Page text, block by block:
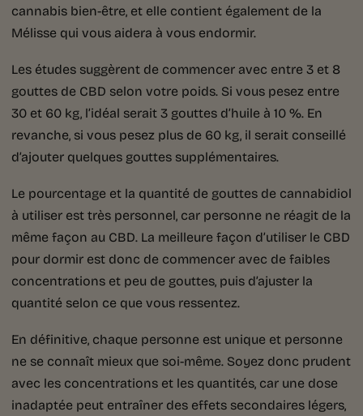
cannabis bien-être, et elle contient également de la
Mélisse qui vous aidera à vous endormir.
Les études suggèrent de commencer avec entre 3 et 8
gouttes de CBD selon votre poids. Si vous pesez entre
30 et 60 kg, l’idéal serait 3 gouttes d’huile à 10 %. En
revanche, si vous pesez plus de 60 kg, il serait conseillé
d’ajouter quelques gouttes supplémentaires.
Le pourcentage et la quantité de gouttes de cannabidiol
à utiliser est très personnel, car personne ne réagit de la
même façon au CBD. La meilleure façon d’utiliser le CBD
pour dormir est donc de commencer avec de faibles
concentrations et peu de gouttes, puis d’ajuster la
quantité selon ce que vous ressentez.
En définitive, chaque personne est unique et personne
ne se connaît mieux que soi-même. Soyez donc prudent
avec les concentrations et les quantités, car une dose
inadaptée peut entraîner des effets secondaires légers,